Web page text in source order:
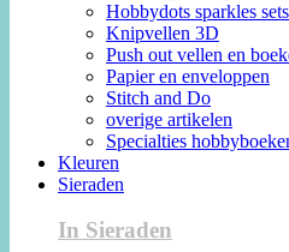
Hobbydots sparkles
Knipvellen 3D
Push out vellen en
Papier en enveloppen
Stitch and Do
overige artikelen
Specialties
Kleuren
Sieraden
In Sieraden